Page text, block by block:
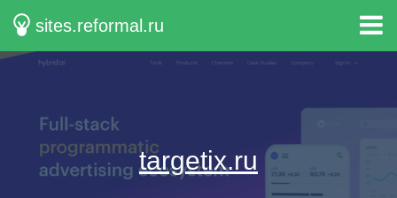
sites.reformal.ru
targetix.ru